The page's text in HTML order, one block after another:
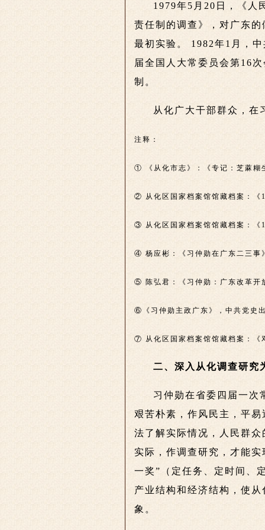
1979年5月20日，《人
责任制的调查》，对广东
最初实验。 1982年1月，
届全国人大常委员会第16
制。
从化广大干部群众，在
注释：
① 《从化市志》：《专记：芝蔴糊
② 从化区国家档案馆馆藏档案：《
③ 从化区国家档案馆馆藏档案：《
④ 杨应彬：《习仲勋在广东二三
⑤ 陈弘君：《习仲勋：广东改革开
⑥《习仲勋主政广东》，中共党史
⑦ 从化区国家档案馆馆藏档案：《
二、深入从化调查研究
习仲勋在省委四届一次
艰苦朴素，作风民主，平
法了解实际情况，人民群
实际，作调查研究，才能
一奖”（定任务、定时间、
产业结构和经济结构，使
象。